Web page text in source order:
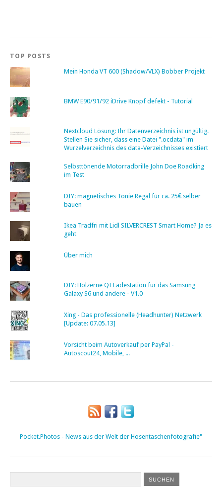
TOP POSTS
Mein Honda VT 600 (Shadow/VLX) Bobber Projekt
BMW E90/91/92 iDrive Knopf defekt - Tutorial
Nextcloud Lösung: Ihr Datenverzeichnis ist ungültig.
Stellen Sie sicher, dass eine Datei ".ocdata" im
Wurzelverzeichnis des data-Verzeichnisses existiert
Selbsttönende Motorradbrille John Doe Roadking
im Test
DIY: magnetisches Tonie Regal für ca. 25€ selber
bauen
Ikea Tradfri mit Lidl SILVERCREST Smart Home? Ja es
geht
Über mich
DIY: Hölzerne QI Ladestation für das Samsung
Galaxy S6 und andere - V1.0
Xing - Das professionelle (Headhunter) Netzwerk
[Update: 07.05.13]
Vorsicht beim Autoverkauf per PayPal -
Autoscout24, Mobile, ...
Pocket.Photos - News aus der Welt der Hosentaschenfotografie"